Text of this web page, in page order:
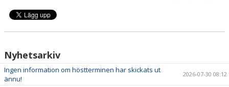
Nyhetsarkiv
Ingen information om höstterminen har skickats ut
ännu!
2026-07-30 08:12